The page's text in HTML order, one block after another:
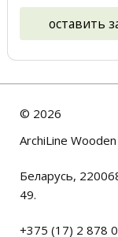
оставить
© 2026
ArchiLine
Беларусь,
49.
+375 (17) 2 878